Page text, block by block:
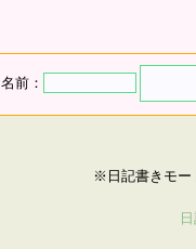
名前：
※日記書きモー